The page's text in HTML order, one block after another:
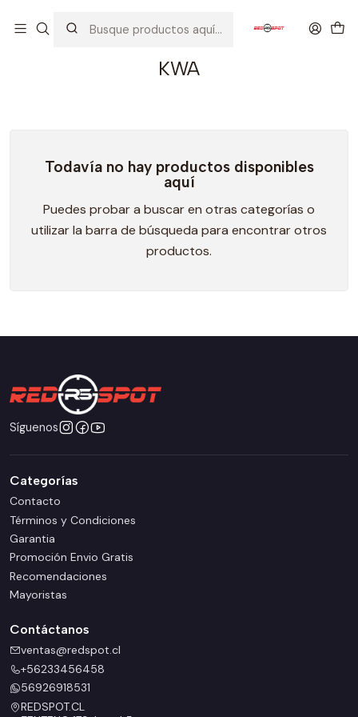
KWA
Todavía no hay productos disponibles
aquí
Puedes probar a buscar en otras categorías o
utilizar la barra de búsqueda para encontrar otros
productos.
Síguenos
Categorías
Contacto
Términos y Condiciones
Garantia
Promoción Envio Gratis
Recomendaciones
Mayoristas
Contáctanos
ventas@redspot.cl
+56233456458
56926918531
REDSPOT.CL